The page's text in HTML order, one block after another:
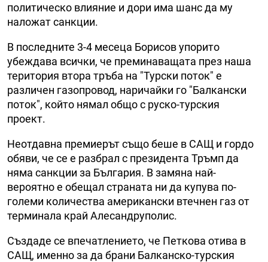
политическо влияние и дори има шанс да му
наложат санкции.
В последните 3-4 месеца Борисов упорито
убеждава всички, че преминаващата през наша
територия втора тръба на "Турски поток" е
различен газопровод, наричайки го "Балкански
поток", който нямал общо с руско-турския
проект.
Неотдавна премиерът също беше в САЩ и гордо
обяви, че се е разбрал с президента Тръмп да
няма санкции за България. В замяна най-
вероятно е обещал страната ни да купува по-
големи количества американски втечнен газ от
терминала край Алесандруполис.
Създаде се впечатлението, че Петкова отива в
САЩ, именно за да брани Балканско-турския